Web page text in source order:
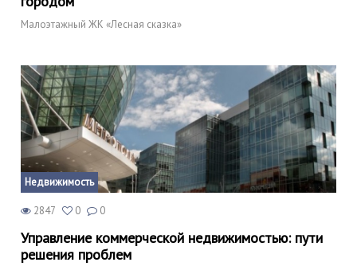
Малоэтажный ЖК «Лесная сказка»
Недвижимость
2847 0 0
Управление коммерческой недвижимостью: пути
решения проблем